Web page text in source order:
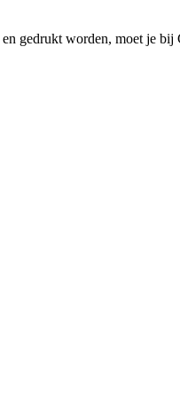
gedrukt worden, moet je